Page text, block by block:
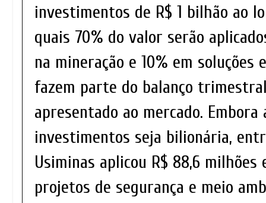
investimentos de R$ 1 bilhão ao
quais 70% do valor serão
na mineração e 10% em soluções
fazem parte do balanço
apresentado ao mercado.
investimentos seja bilionária,
Usiminas aplicou R$ 88,6 milhões
projetos de segurança e meio